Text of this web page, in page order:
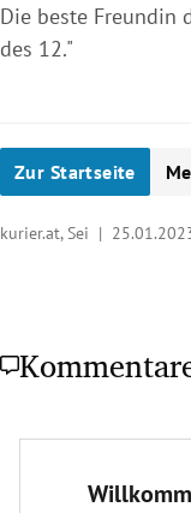
Die beste Freundin
des 12."
Zur Startseite
kurier.at, Sei |